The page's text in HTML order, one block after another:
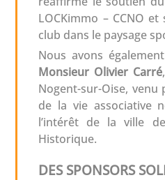
LOCKimmo – CCNO
club dans le paysage
Nous avons
Monsieur Olivier Carré
Nogent-sur-Oise,
de la vie associative
l’intérêt de la ville
Historique.
DES SPONSORS